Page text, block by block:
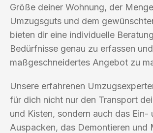
Größe deiner Wohnung, der
Umzugsguts und dem
bieten dir eine individuelle
Bedürfnisse genau zu erfassen
maßgeschneidertes Angebot zu
Unsere erfahrenen
für dich nicht nur den Transport
und Kisten, sondern auch das Ein-
Auspacken, das Demontieren und